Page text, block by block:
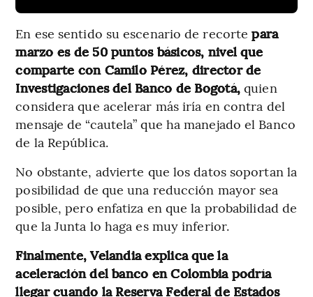
En ese sentido su escenario de recortepara
marzo es de 50 puntos básicos, nivel que
comparte con Camilo Pérez, director de
Investigaciones del Banco de Bogotá, quien
considera que acelerar más iría en contra del
mensaje de “cautela” que ha manejado el Banco
de la República.
No obstante, advierte que los datos soportan la
posibilidad de que una reducción mayor sea
posible, pero enfatiza en que la probabilidad de
que la Junta lo haga es muy inferior.
Finalmente, Velandia explica que la
aceleración del banco en Colombia podría
llegar cuando la Reserva Federal de Estados